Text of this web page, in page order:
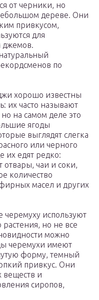
от черники, но
дереве. Они
привкусом,
для
джемов.
по
хорошо известны
их часто называют
на самом деле это
ягоды
выглядят слегка
или черного
их едят редко:
отвары, чаи и соки,
количество
масел и других
черемуху используют
растения, но не все
можно
черемухи имеют
форму, темный
привкус. Они
веществ и
сиропов,